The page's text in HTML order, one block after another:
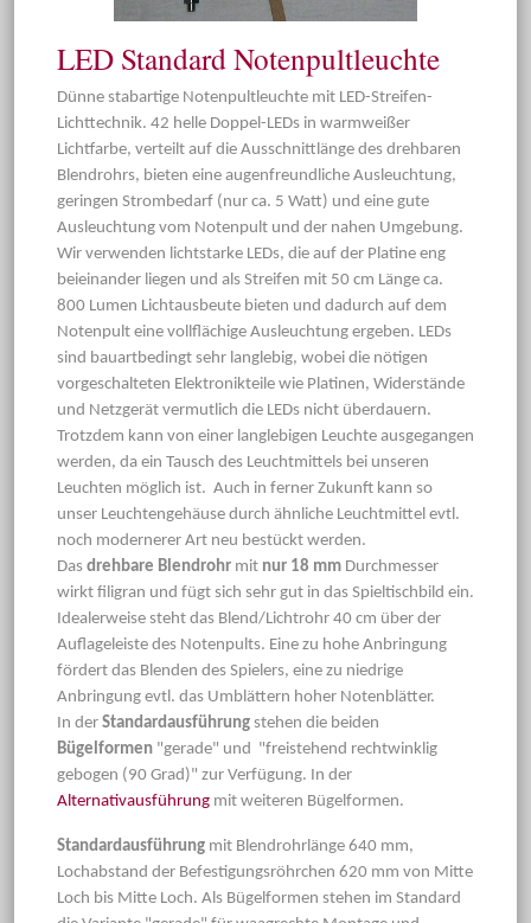
LED Standard Notenpultleuchte
Dünne stabartige Notenpultleuchte mit LED-Streifen-
Lichttechnik. 42 helle Doppel-LEDs in warmweißer
Lichtfarbe, verteilt auf die Ausschnittlänge des drehbaren
Blendrohrs, bieten eine augenfreundliche Ausleuchtung,
geringen Strombedarf (nur ca. 5 Watt) und eine gute
Ausleuchtung vom Notenpult und der nahen Umgebung.
Wir verwenden lichtstarke LEDs, die auf der Platine eng
beieinander liegen und als Streifen mit 50 cm Länge ca.
800 Lumen Lichtausbeute bieten und dadurch auf dem
Notenpult eine vollflächige Ausleuchtung ergeben. LEDs
sind bauartbedingt sehr langlebig, wobei die nötigen
vorgeschalteten Elektronikteile wie Platinen, Widerstände
und Netzgerät vermutlich die LEDs nicht überdauern.
Trotzdem kann von einer langlebigen Leuchte ausgegangen
werden, da ein Tausch des Leuchtmittels bei unseren
Leuchten möglich ist. Auch in ferner Zukunft kann so
unser Leuchtengehäuse durch ähnliche Leuchtmittel evtl.
noch modernerer Art neu bestückt werden.
Das drehbare Blendrohr mit nur 18 mm Durchmesser
wirkt filigran und fügt sich sehr gut in das Spieltischbild ein.
Idealerweise steht das Blend/Lichtrohr 40 cm über der
Auflageleiste des Notenpults. Eine zu hohe Anbringung
fördert das Blenden des Spielers, eine zu niedrige
Anbringung evtl. das Umblättern hoher Notenblätter.
In der Standardausführung stehen die beiden
Bügelformen "gerade" und "freistehend rechtwinklig
gebogen (90 Grad)" zur Verfügung. In der
Alternativausführung mit weiteren Bügelformen.
Standardausführung mit Blendrohrlänge 640 mm,
Lochabstand der Befestigungsröhrchen 620 mm von Mitte
Loch bis Mitte Loch. Als Bügelformen stehen im Standard